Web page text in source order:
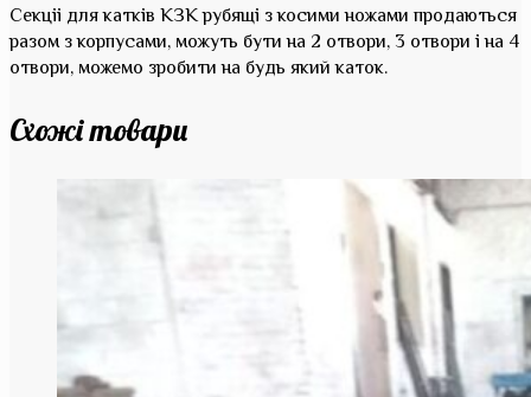
Секціі для катків КЗК рубящі з косими ножами продаються
разом з корпусами, можуть бути на 2 отвори, 3 отвори і на 4
отвори, можемо зробити на будь який каток.
Схожі товари